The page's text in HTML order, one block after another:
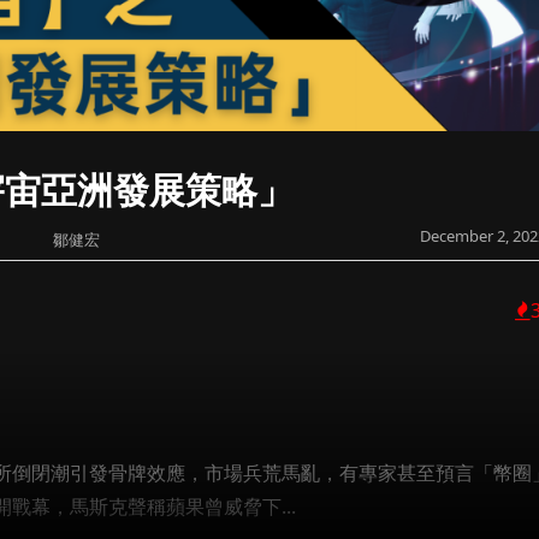
亞洲發展策略」
鄒健宏 December 2,
閉潮引發骨牌效應，市場兵荒馬亂，有專家甚至預言「幣圈
幕，馬斯克聲稱蘋果曾威脅下...